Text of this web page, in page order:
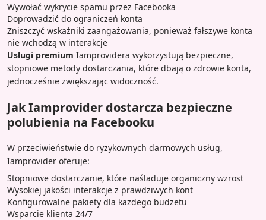
Wywołać wykrycie spamu przez Facebooka
Doprowadzić do ograniczeń konta
Zniszczyć wskaźniki zaangażowania, ponieważ fałszywe konta
nie wchodzą w interakcje
Usługi premium Iamprovidera wykorzystują bezpieczne,
stopniowe metody dostarczania, które dbają o zdrowie konta,
jednocześnie zwiększając widoczność.
Jak Iamprovider dostarcza bezpieczne
polubienia na Facebooku
W przeciwieństwie do ryzykownych darmowych usług,
Iamprovider oferuje:
Stopniowe dostarczanie, które naśladuje organiczny wzrost
Wysokiej jakości interakcje z prawdziwych kont
Konfigurowalne pakiety dla każdego budżetu
Wsparcie klienta 24/7